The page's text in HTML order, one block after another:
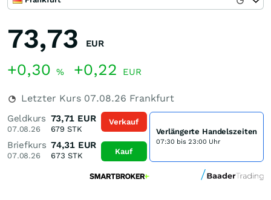
73,73 EUR
+0,30 % +0,22 EUR
Letzter Kurs 07.08.26 Frankfurt
Geldkurs
07.08.26
73,71 EUR
679 STK
Briefkurs
07.08.26
74,31 EUR
673 STK
Verkauf
Kauf
Verlängerte Handelszeiten
07:30 bis 23:00 Uhr